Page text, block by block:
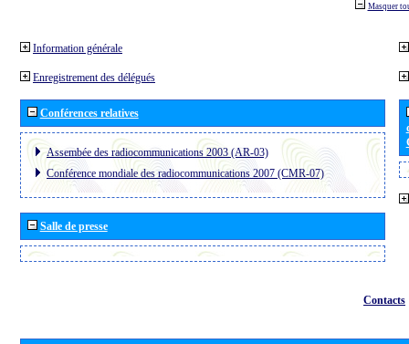
Masquer
Information générale
Enregistrement des délégués
Conférences relatives
Assembée des radiocommunications 2003 (AR-03)
Conférence mondiale des radiocommunications 2007 (CMR-07)
Salle de presse
Contacts